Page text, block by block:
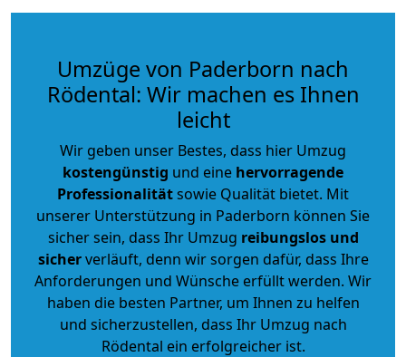
Umzüge von Paderborn nach
Rödental: Wir machen es Ihnen
leicht
Wir geben unser Bestes, dass hier Umzug
kostengünstig und eine hervorragende
Professionalitätsowie Qualität bietet. Mit
unserer Unterstützung in Paderborn können Sie
sicher sein, dass Ihr Umzug reibungslos und
sicherverläuft, denn wir sorgen dafür, dass Ihre
Anforderungen und Wünsche erfüllt werden. Wir
haben die besten Partner, um Ihnen zu helfen
und sicherzustellen, dass Ihr Umzug nach
Rödental ein erfolgreicher ist.